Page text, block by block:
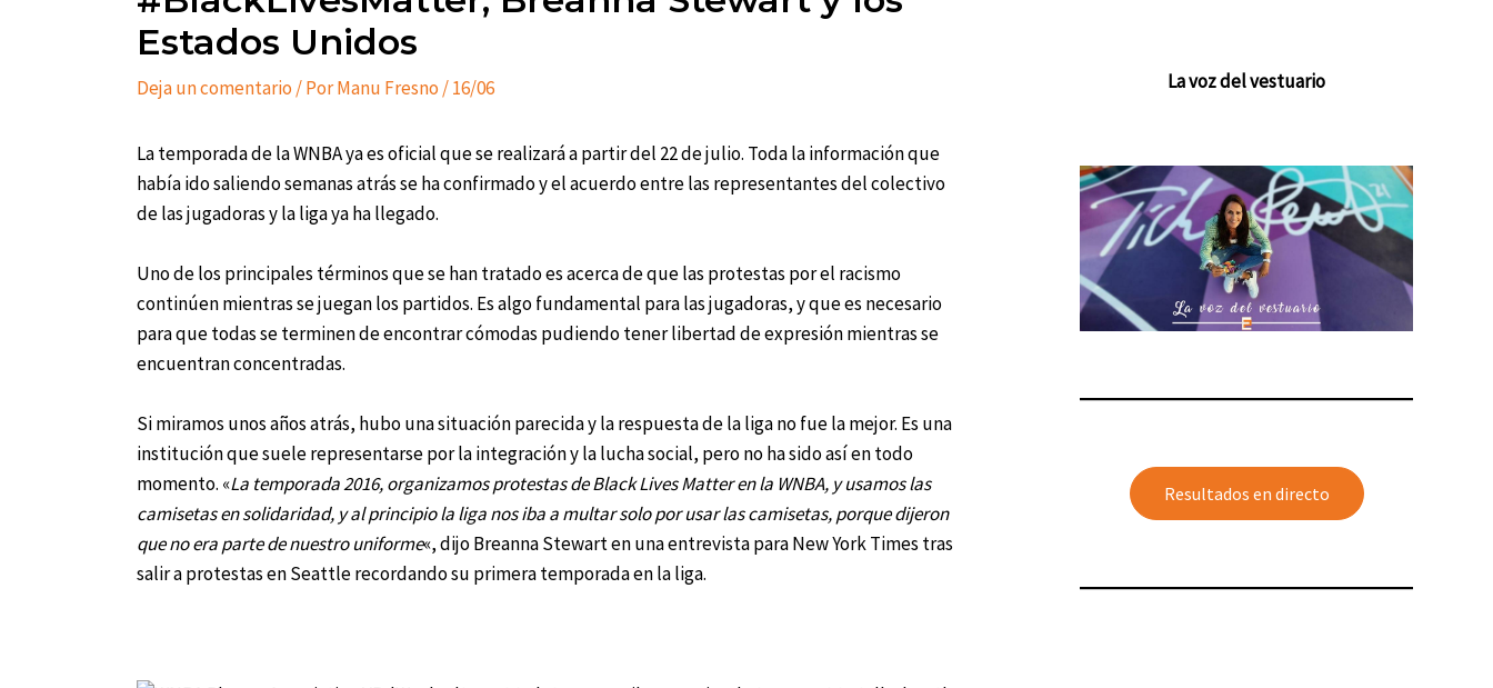
Estados Unidos
Deja un comentario / PorManu Fresno /16/06
La temporada de la WNBA ya es oficial que se realizará a partir del 22 de julio. Toda la información que
había ido saliendo semanas atrás se ha confirmado y el acuerdo entre las representantes del colectivo
de las jugadoras y la liga ya ha llegado.
Uno de los principales términos que se han tratado es acerca de que las protestas por el racismo
continúen mientras se juegan los partidos. Es algo fundamental para las jugadoras, y que es necesario
para que todas se terminen de encontrar cómodas pudiendo tener libertad de expresión mientras se
encuentran concentradas.
Si miramos unos años atrás, hubo una situación parecida y la respuesta de la liga no fue la mejor. Es una
institución que suele representarse por la integración y la lucha social, pero no ha sido así en todo
momento. «La temporada 2016, organizamos protestas de Black Lives Matter en la WNBA, y usamos las
camisetas en solidaridad, y al principio la liga nos iba a multarsolo por usar las camisetas, porque dijeron
que no era parte de nuestro uniforme«, dijo Breanna Stewart en una entrevista para New York Times tras
salir a protestas en Seattle recordando su primera temporada en la liga.
La voz del vestuario
Resultados en directo